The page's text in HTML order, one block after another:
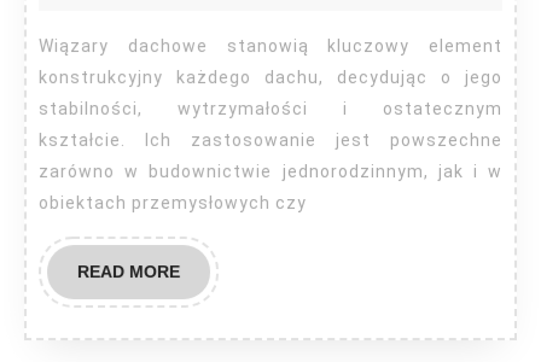
Wiązary dachowe stanowią kluczowy element
konstrukcyjny każdego dachu, decydując o jego
stabilności, wytrzymałości i ostatecznym
kształcie. Ich zastosowanie jest powszechne
zarówno w budownictwie jednorodzinnym, jak i w
obiektach przemysłowych czy
READ MOREREAD
MORE